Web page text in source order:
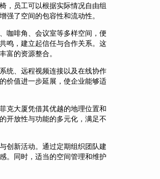
，员工可以根据实际情况自由组
强了空间的包容性和流动性。
咖啡角、会议室等多样空间，便
鸣，建立起信任与合作关系。这
富的资源整合。
统、远程视频连接以及在线协作
价值进一步延展，使企业能够适
克大厦凭借其优越的地理位置和
开放性与功能的多元化，满足不
创新活动。通过定期组织团队建
。同时，适当的空间管理和维护